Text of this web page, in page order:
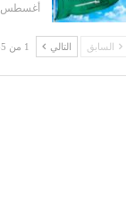
أغسطس 7, 2026
السابق التالي 1 من 3٬165